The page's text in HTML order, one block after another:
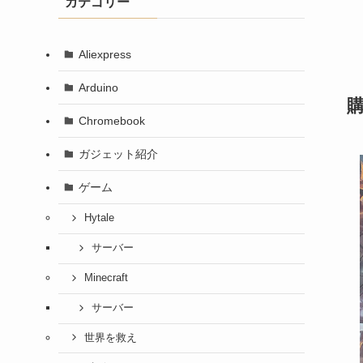
Aliexpress
Arduino
Chromebook
ガジェット紹介
ゲーム
Hytale
サーバー
Minecraft
サーバー
世界を救え